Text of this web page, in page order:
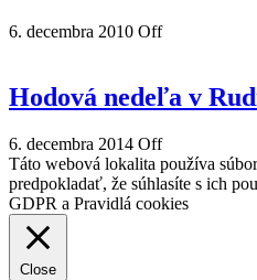
6. decembra 2010 Off
Hodová nedeľa v
6. decembra 2014 Off
Táto webová lokalita používa
predpokladať, že súhlasíte s ich
GDPR a Pravidlá cookies
Close